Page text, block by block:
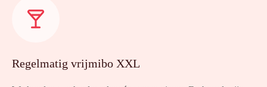
Regelmatig vrijmibo XXL